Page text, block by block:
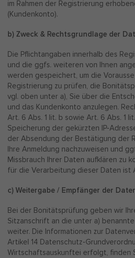
im Rahmen der Registrierung
(Kundenkonto).
b) Zweck & Rechtsgrundlage der
Die Pflichtangaben innerhalb des
und die ggfs. weiteren von Ihnen
werden gespeichert, um die
Registrierung zu prüfen, die
vgl. oben unter a), Sie über die
und das Kundenkonto anzulegen.
Art. 6 Abs. 1 lit. b sowie Art. 6 Abs. 1
Speicherung der gekürzten IP-
der Absendung der Bestätigung der
Ihre Anmeldung nachzuweisen und
Missbrauch Ihrer Daten aufklären zu
für die Verarbeitung dieser Daten ist
c) Weitergabe / Empfänger der
Bei der Bonitätsprüfung geben wir
Sitzanschrift an die unter a)
weiter. Die Informationen zur
Artikel 14 Datenschutz-
Wirtschaftsauskunftei erfolgt, finden